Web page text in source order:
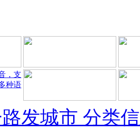
发城市 分类